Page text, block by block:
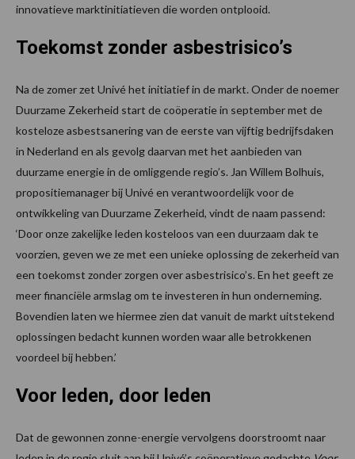
innovatieve marktinitiatieven die worden ontplooid.
Toekomst zonder asbestrisico’s
Na de zomer zet Univé het initiatief in de markt. Onder de noemer
Duurzame Zekerheid start de coöperatie in september met de
kosteloze asbestsanering van de eerste van vijftig bedrijfsdaken
in Nederland en als gevolg daarvan met het aanbieden van
duurzame energie in de omliggende regio’s. Jan Willem Bolhuis,
propositiemanager bij Univé en verantwoordelijk voor de
ontwikkeling van Duurzame Zekerheid, vindt de naam passend:
‘Door onze zakelijke leden kosteloos van een duurzaam dak te
voorzien, geven we ze met een unieke oplossing de zekerheid van
een toekomst zonder zorgen over asbestrisico’s. En het geeft ze
meer financiële armslag om te investeren in hun onderneming.
Bovendien laten we hiermee zien dat vanuit de markt uitstekend
oplossingen bedacht kunnen worden waar alle betrokkenen
voordeel bij hebben.’
Voor leden, door leden
Dat de gewonnen zonne-energie vervolgens doorstroomt naar